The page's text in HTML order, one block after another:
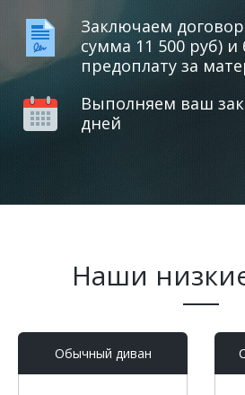
Заключаем
сумма 11 500 руб) и
предоплату за
Выполняем ваш
дней
Наши
Обычный диван